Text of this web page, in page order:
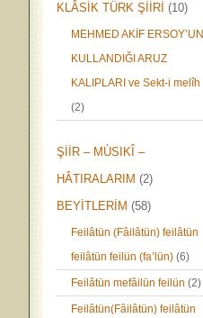
KLÂSİK TÜRK ŞİİRİ (10)
MEHMED AKİF ERSOY’UN
KULLANDIĞI ARUZ
KALIPLARI ve Sekt-i melîh
(2)
ŞİİR – MÙSIKÎ –
HÂTIRALARIM (2)
BEYİTLERİM (58)
Feilâtün (Fâilâtün) feilâtün
feilâtün feilün (fa’lün) (6)
Feilâtün mefâilün feilün (2)
Feilâtün(Fâilâtün) feilâtün